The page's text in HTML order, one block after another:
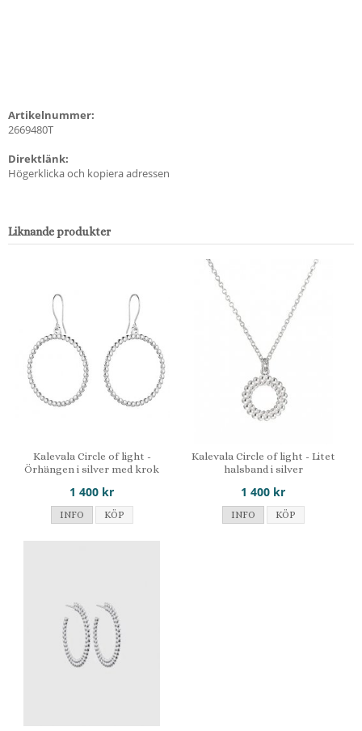
Artikelnummer:
2669480T
Direktlänk:
Högerklicka och kopiera adressen
Liknande produkter
Kalevala Circle of light -
Örhängen i silver med krok
1 400 kr
INFO KÖP
Kalevala Circle of light - Litet
halsband i silver
1 400 kr
INFO KÖP